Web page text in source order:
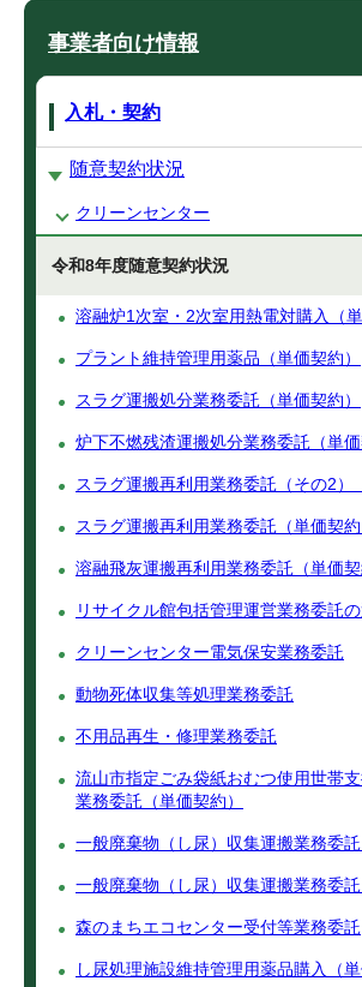
事業者向け情報
入札・契約
随意契約状況
クリーンセンター
令和8年度随意契約状況
溶融炉1次室・2次室用熱電対購入（単
プラント維持管理用薬品（単価契約）
スラグ運搬処分業務委託（単価契約）
炉下不燃残渣運搬処分業務委託（単価
スラグ運搬再利用業務委託（その2）
スラグ運搬再利用業務委託（単価契約
溶融飛灰運搬再利用業務委託（単価契
リサイクル館包括管理運営業務委託
クリーンセンター電気保安業務委託
動物死体収集等処理業務委託
不用品再生・修理業務委託
流山市指定ごみ袋紙おむつ使用世帯
業務委託（単価契約）
一般廃棄物（し尿）収集運搬業務委託
一般廃棄物（し尿）収集運搬業務委託
森のまちエコセンター受付等業務委託
し尿処理施設維持管理用薬品購入（単